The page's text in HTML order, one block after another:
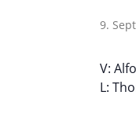
9.
V:
L: